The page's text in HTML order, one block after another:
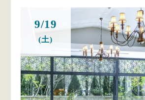
9/19
(土)